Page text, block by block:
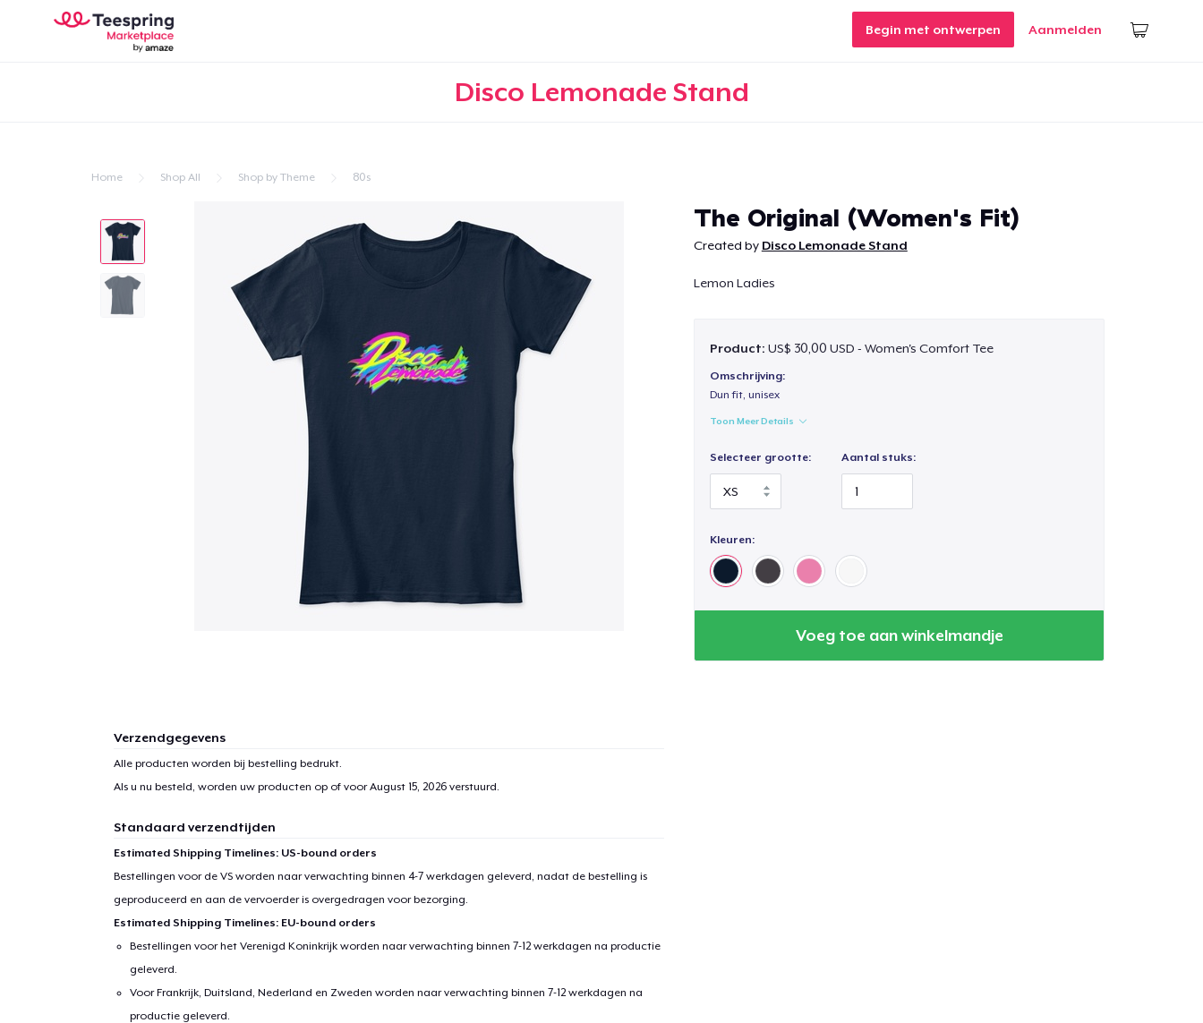
Begin met ontwerpen Aanmelden
Disco Lemonade Stand
Home Shop All Shop by Theme 80s
The Original (Women's Fit)
Created by Disco Lemonade Stand
Lemon Ladies
Product: US$ 30,00 USD - Women's Comfort Tee
Omschrijving:
Dun fit, unisex
Toon Meer Details
Selecteer grootte: Aantal stuks:
Kleuren:
Voeg toe aan winkelmandje
Verzendgegevens
Alle producten worden bij bestelling bedrukt.
Als u nu besteld, worden uw producten op of voorAugust 15, 2026verstuurd.
Standaard verzendtijden
Estimated Shipping Timelines: US-bound orders
Bestellingen voor de VS worden naar verwachting binnen 4-7 werkdagen geleverd, nadat de bestelling is
geproduceerd en aan de vervoerder is overgedragen voor bezorging.
Estimated Shipping Timelines: EU-bound orders
Bestellingen voor het Verenigd Koninkrijk worden naar verwachting binnen 7-12 werkdagen na productie
geleverd.
Voor Frankrijk, Duitsland, Nederland en Zweden worden naar verwachting binnen 7-12 werkdagen na
productie geleverd.